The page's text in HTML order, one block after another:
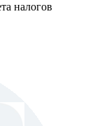
налогов